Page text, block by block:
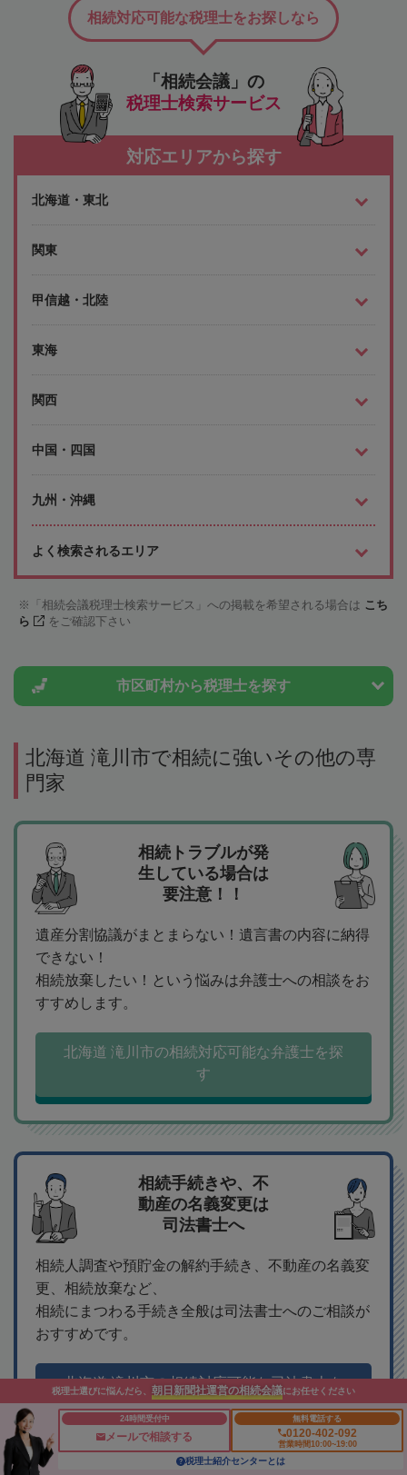
「相続会議」の
税理士検索サービス
相続対応可能な税理士をお探しなら
対応エリアから探す
北海道・東北
関東
甲信越・北陸
東海
関西
中国・四国
九州・沖縄
よく検索されるエリア
「相続会議税理士検索サービス」への掲載を希望される場合は こち
ら
をご確認下さい
市区町村から税理士を探す
北海道 滝川市で相続に強いその他の専
門家
相続トラブルが発
生している場合は
要注意！！
遺産分割協議がまとまらない！遺言書の内容に納得
できない！
相続放棄したい！という悩みは弁護士への相談をお
すすめします。
北海道 滝川市の相続対応可能な弁護士を探
す
相続手続きや、不
動産の名義変更は
司法書士へ
相続人調査や預貯金の解約手続き、不動産の名義変
更、相続放棄など、
相続にまつわる手続き全般は司法書士へのご相談が
おすすめです。
北海道 滝川市の相続対応可能な司法書士を
探す
税理士選びに悩んだら、 朝日新聞社運営の相続会議にお任せください
24時間受付中
メールで相談する
無料電話する
0120-402-092
営業時間10:00~19:00
税理士紹介センターとは